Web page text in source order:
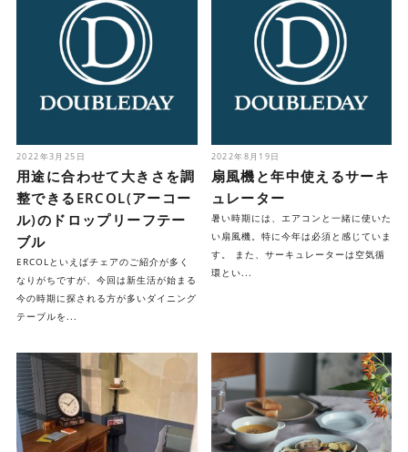
2022年3月25日
用途に合わせて大きさを調
整できるERCOL(アーコー
ル)のドロップリーフテー
ブル
ERCOLといえばチェアのご紹介が多く
なりがちですが、今回は新生活が始まる
今の時期に探される方が多いダイニング
テーブルを...
2022年8月19日
扇風機と年中使えるサーキ
ュレーター
暑い時期には、エアコンと一緒に使いた
い扇風機。特に今年は必須と感じていま
す。 また、サーキュレーターは空気循
環とい...